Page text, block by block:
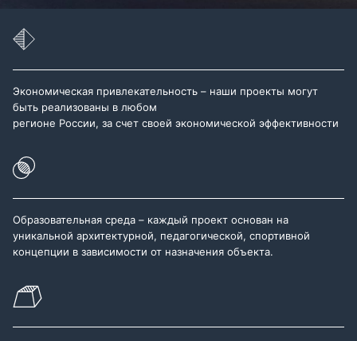
Экономическая привлекательность – наши проекты могут
быть реализованы в любом
регионе России, за счет своей экономической эффективности
Образовательная среда – каждый проект основан на
уникальной архитектурной, педагогической, спортивной
концепции в зависимости от назначения объекта.